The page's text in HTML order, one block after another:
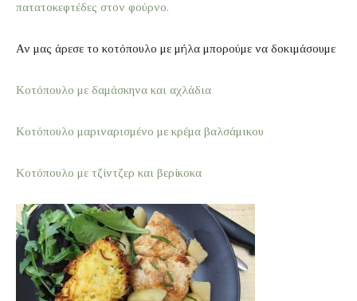
πατατοκεφτέδες στον φούρνο.
Αν μας άρεσε το κοτόπουλο με μήλα μπορούμε να δοκιμάσουμε
Κοτόπουλο με δαμάσκηνα και αχλάδια
Κοτόπουλο μαριναρισμένο με κρέμα βαλσάμικου
Κοτόπουλο με τζίντζερ και βερίκοκα